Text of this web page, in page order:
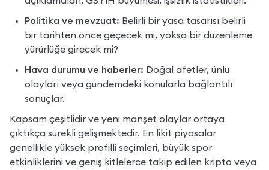
Politika ve mevzuat: Belirli bir yasa tasarısı belirli
bir tarihten önce geçecek mi, yoksa bir düzenleme
yürürlüğe girecek mi?
Hava durumu ve haberler: Doğal afetler, ünlü
olayları veya gündemdeki konularla bağlantılı
sonuçlar.
Kapsam çeşitlidir ve yeni manşet olaylar ortaya
çıktıkça sürekli gelişmektedir. En likit piyasalar
genellikle yüksek profilli seçimleri, büyük spor
etkinliklerini ve geniş kitlelerce takip edilen kripto veya